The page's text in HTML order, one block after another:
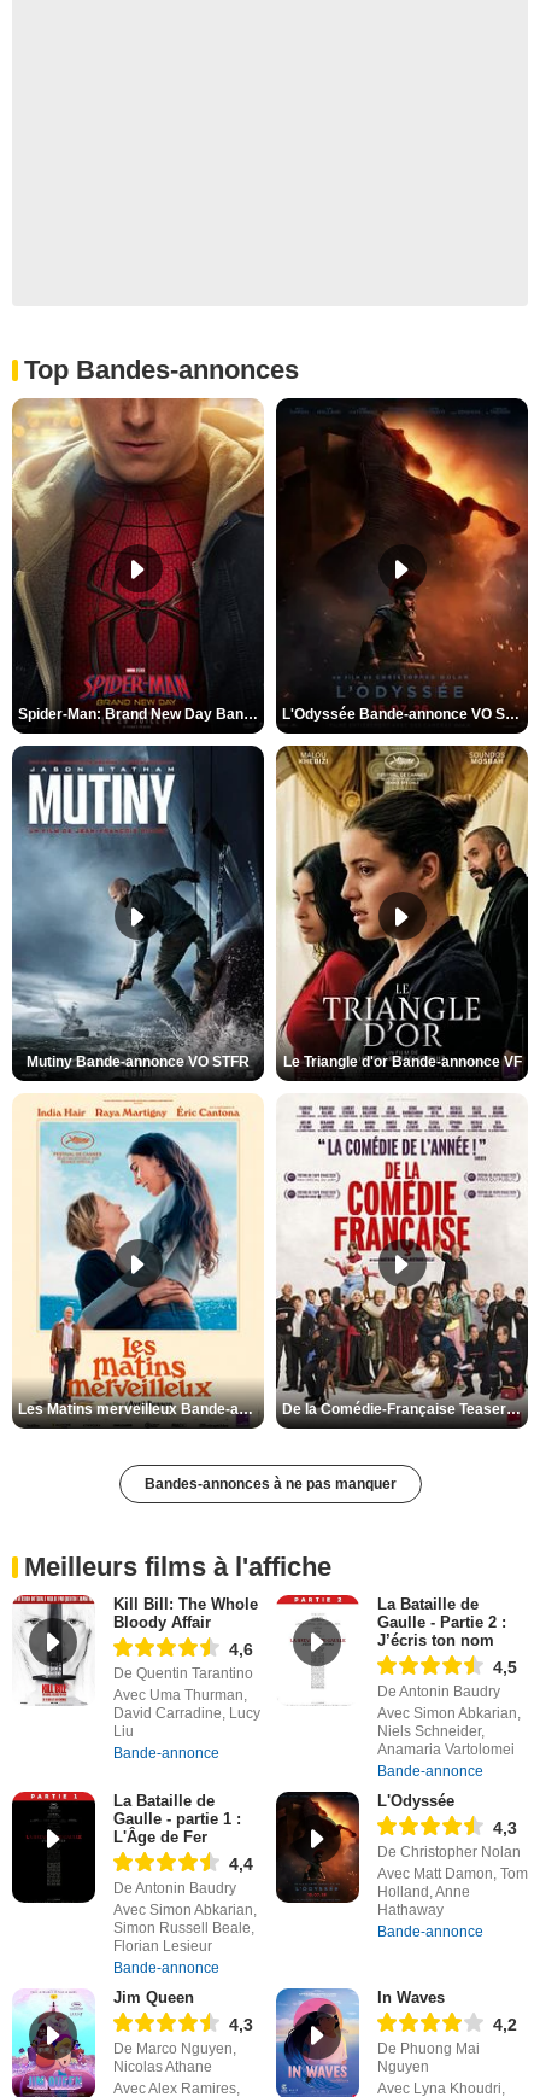
Top Bandes-annonces
Spider-Man: Brand New Day Bande-annonce VO STFR L'Odyssée Bande-annonce VO STFR
Mutiny Bande-annonce VO STFR Le Triangle d'or Bande-annonce VF
Les Matins merveilleux Bande-annonce VF De la Comédie-Française Teaser VF
Bandes-annonces à ne pas manquer
Meilleurs films à l'affiche
Kill Bill: The Whole
Bloody Affair
4,6
De Quentin Tarantino
Avec Uma Thurman,
David Carradine, Lucy
Liu
Bande-annonce
La Bataille de
Gaulle - Partie 2 :
J’écris ton nom
4,5
De Antonin Baudry
Avec Simon Abkarian,
Niels Schneider,
Anamaria Vartolomei
Bande-annonce
La Bataille de
Gaulle - partie 1 :
L'Âge de Fer
4,4
De Antonin Baudry
Avec Simon Abkarian,
Simon Russell Beale,
Florian Lesieur
Bande-annonce
L'Odyssée
4,3
De Christopher Nolan
Avec Matt Damon, Tom
Holland, Anne
Hathaway
Bande-annonce
Jim Queen
4,3
De Marco Nguyen,
Nicolas Athane
Avec Alex Ramires,
In Waves
4,2
De Phuong Mai
Nguyen
Avec Lyna Khoudri,